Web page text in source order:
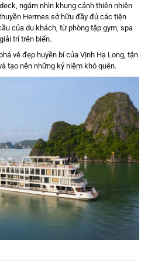
ngắm nhìn khung cảnh thiên nhiên
Hermes sở hữu đầy đủ các tiện
của du khách, từ phòng tập gym, spa
trí trên biển.
vẻ đẹp huyền bí của Vịnh Hạ Long, tận
tạo nên những kỷ niệm khó quên.